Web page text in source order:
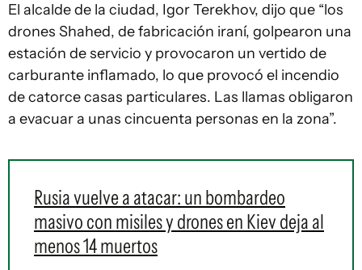
El alcalde de la ciudad, Igor Terekhov, dijo que “los
drones Shahed, de fabricación iraní, golpearon una
estación de servicio y provocaron un vertido de
carburante inflamado, lo que provocó el incendio
de catorce casas particulares. Las llamas obligaron
a evacuar a unas cincuenta personas en la zona”.
Rusia vuelve a atacar: un bombardeo
masivo con misiles y drones en Kiev deja al
menos 14 muertos